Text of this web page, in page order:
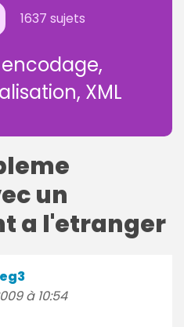
1637 sujets
XML
un
a l'etranger
à 10:54